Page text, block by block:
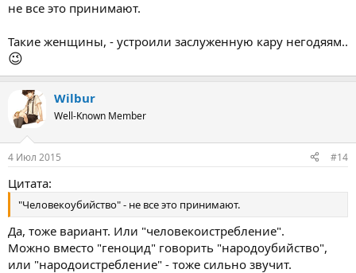
не все это принимают.
Такие женщины, - устроили заслуженную кару негодяям..
😉
Wilbur
Well-Known Member
4 Июл 2015 #14
Цитата:
"Человекоубийство" - не все это принимают.
Да, тоже вариант. Или "человекоистребление".
Можно вместо "геноцид" говорить "народоубийство",
или "народоистребление" - тоже сильно звучит.